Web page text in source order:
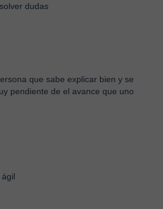
dudas
que sabe explicar bien y se
pendiente de el avance que uno